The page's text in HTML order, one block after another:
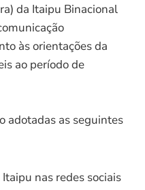
da Itaipu Binacional
às orientações da
ao período de
adotadas as seguintes
nas redes sociais